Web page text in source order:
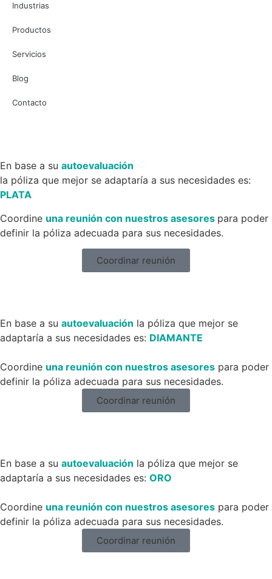
Industrias
Productos
Servicios
Blog
Contacto
En base a su autoevaluación
la póliza que mejor se adaptaría a sus necesidades es:
PLATA
Coordine una reunión con nuestros asesores para poder
definir la póliza adecuada para sus necesidades.
Coordinar reunión
En base a su autoevaluación la póliza que mejor se
adaptaría a sus necesidades es: DIAMANTE
Coordine una reunión con nuestros asesores para poder
definir la póliza adecuada para sus necesidades.
Coordinar reunión
En base a su autoevaluación la póliza que mejor se
adaptaría a sus necesidades es: ORO
Coordine una reunión con nuestros asesores para poder
definir la póliza adecuada para sus necesidades.
Coordinar reunión